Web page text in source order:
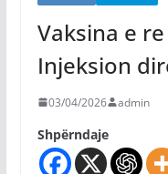
Vaksina e
Injeksion
03/04/2026 admin
Shpërndaje